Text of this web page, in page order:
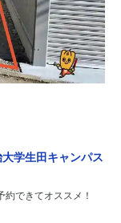
学生田キャンパス
約できてオススメ！